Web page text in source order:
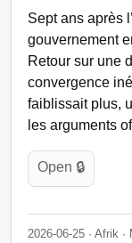
Sept ans après
gouvernement
Retour sur une
convergence
faiblissait plus,
les arguments
Open 🔒
2026-06-25 · Afrik ·